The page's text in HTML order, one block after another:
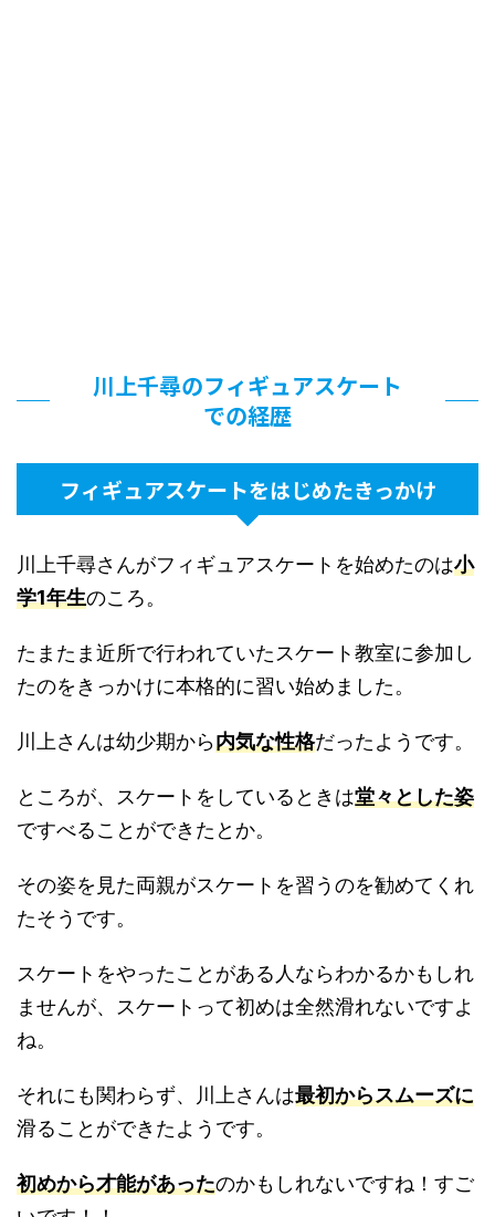
川上千尋のフィギュアスケート
での経歴
フィギュアスケートをはじめたきっかけ
川上千尋さんがフィギュアスケートを始めたのは小
学1年生のころ。
たまたま近所で行われていたスケート教室に参加し
たのをきっかけに本格的に習い始めました。
川上さんは幼少期から内気な性格だったようです。
ところが、スケートをしているときは堂々とした姿
ですべることができたとか。
その姿を見た両親がスケートを習うのを勧めてくれ
たそうです。
スケートをやったことがある人ならわかるかもしれ
ませんが、スケートって初めは全然滑れないですよ
ね。
それにも関わらず、川上さんは最初からスムーズに
滑ることができたようです。
初めから才能があったのかもしれないですね！すご